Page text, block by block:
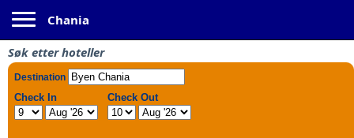
Chania
Søk etter hoteller